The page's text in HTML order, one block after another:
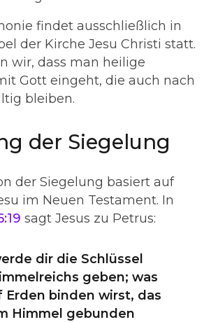
findet ausschließlich in
der Kirche Jesu Christi statt.
wir, dass man heilige
Gott eingeht, die auch nach
bleiben.
der Siegelung
der Siegelung basiert auf
im Neuen Testament. In
sagt Jesus zu Petrus:
dir die Schlüssel
geben; was
Erden binden wirst, das
Himmel gebunden